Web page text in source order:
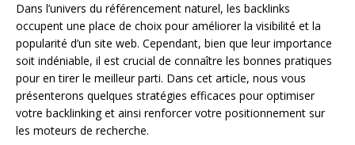
Dans l’univers du référencement naturel, les backlinks
occupent une place de choix pour améliorer la visibilité et la
popularité d’un site web. Cependant, bien que leur importance
soit indéniable, il est crucial de connaître les bonnes pratiques
pour en tirer le meilleur parti. Dans cet article, nous vous
présenterons quelques stratégies efficaces pour optimiser
votre backlinking et ainsi renforcer votre positionnement sur
les moteurs de recherche.